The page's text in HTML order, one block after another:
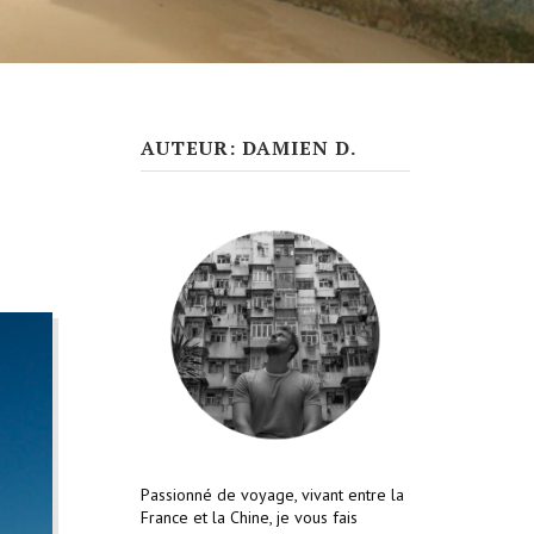
AUTEUR: DAMIEN D.
Passionné de voyage, vivant entre la
France et la Chine, je vous fais